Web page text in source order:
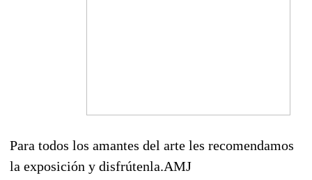
Para todos los amantes del arte les recomendamos
la exposición y disfrútenla.AMJ